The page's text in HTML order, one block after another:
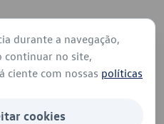
durante a navegação,
continuar no site,
ciente com nossas políticas
cookies